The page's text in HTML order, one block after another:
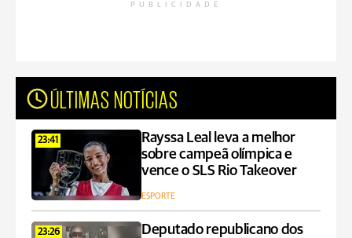
PUBLICIDADE
ÚLTIMAS NOTÍCIAS
23:41
Rayssa Leal leva a melhor
sobre campeã olímpica e
vence o SLS Rio Takeover
ESPORTE
23:26
Deputado republicano dos